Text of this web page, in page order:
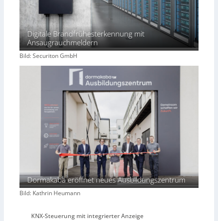
Digitale Brandfrühesterkennung mit
Ansaugrauchmeldern
Bild: Securiton GmbH
Dormakaba eröffnet neues Ausbildungszentrum
Bild: Kathrin Heumann
KNX-Steuerung mit integrierter Anzeige